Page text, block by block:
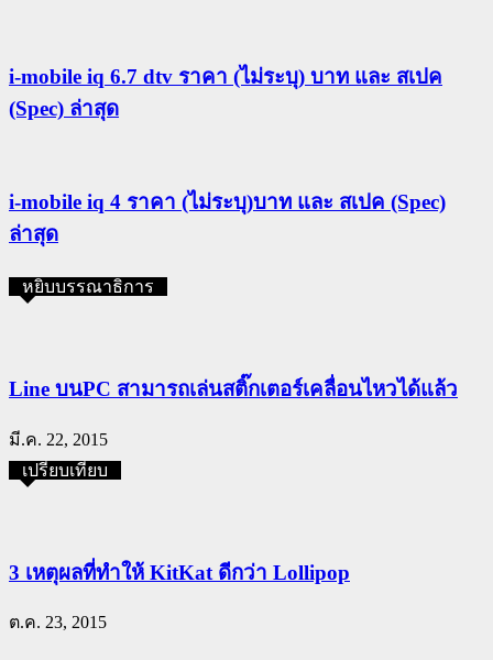
i-mobile iq 6.7 dtv ราคา (ไม่ระบุ) บาท และ สเปค
(Spec) ล่าสุด
i-mobile iq 4 ราคา (ไม่ระบุ)บาท และ สเปค (Spec)
ล่าสุด
หยิบบรรณาธิการ
Line บนPC สามารถเล่นสติ๊กเตอร์เคลื่อนไหวได้แล้ว
มี.ค. 22, 2015
เปรียบเทียบ
3 เหตุผลที่ทำให้ KitKat ดีกว่า Lollipop
ต.ค. 23, 2015